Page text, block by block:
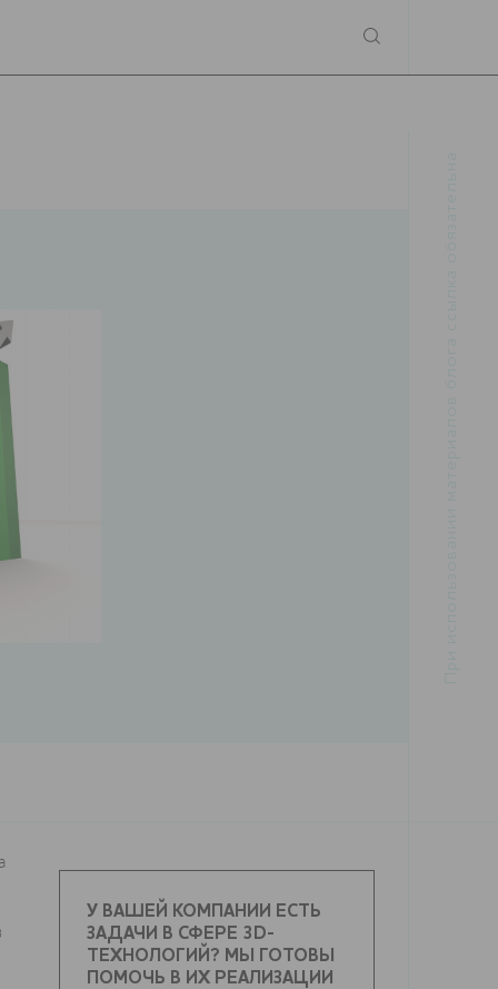
У ВАШЕЙ КОМПАНИИ ЕСТЬ
ЗАДАЧИ В СФЕРЕ 3D-
ТЕХНОЛОГИЙ? МЫ ГОТОВЫ
ПОМОЧЬ В ИХ РЕАЛИЗАЦИИ